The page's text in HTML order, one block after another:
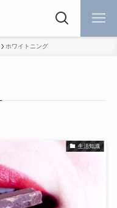
ホワイトニング
生活知識